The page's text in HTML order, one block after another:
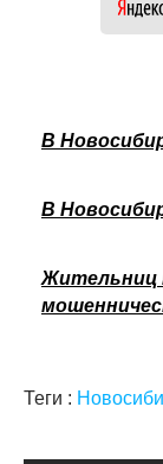
В
В
Жительниц
Теги :